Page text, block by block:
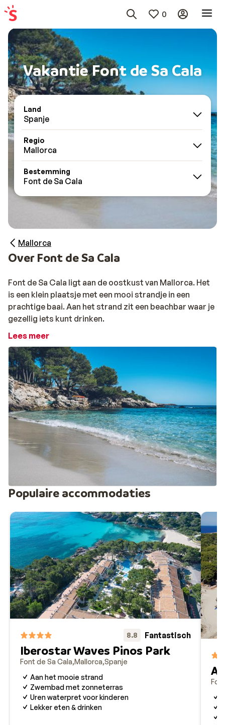
0
Vakantie Font de Sa Cala
Land
Spanje
Regio
Mallorca
Bestemming
Font de Sa Cala
Mallorca
Over Font de Sa Cala
Font de Sa Cala ligt aan de oostkust van Mallorca. Het
is een klein plaatsje met een mooi strandje in een
prachtige baai. Aan het strand zit een beachbar waar je
gezellig iets kunt drinken.
Lees meer
Populaire accommodaties
8.8 Fantastisch
Iberostar Waves Pinos Park
Font de Sa Cala Mallorca Spanje
Aan het mooie strand
Zwembad met zonneterras
Uren waterpret voor kinderen
Lekker eten & drinken